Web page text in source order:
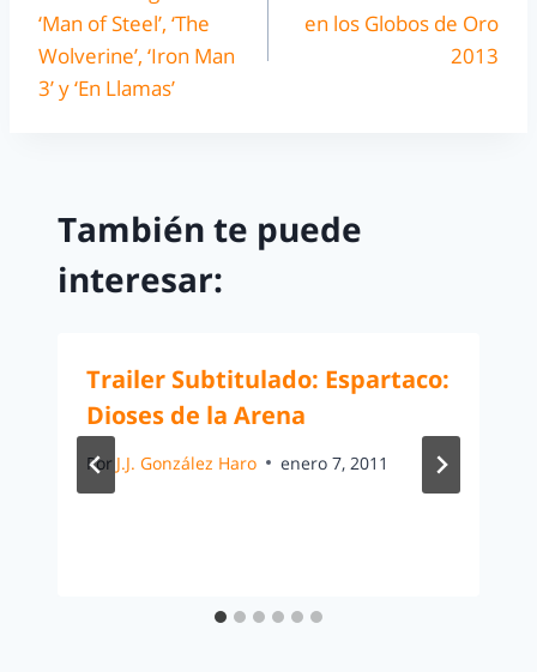
‘Man of Steel’, ‘The
Wolverine’, ‘Iron Man
3’ y ‘En Llamas’
en los Globos de Oro
2013
También te puede
interesar:
Trailer Subtitulado: Espartaco:
Dioses de la Arena
Por J.J. González Haro enero 7, 2011